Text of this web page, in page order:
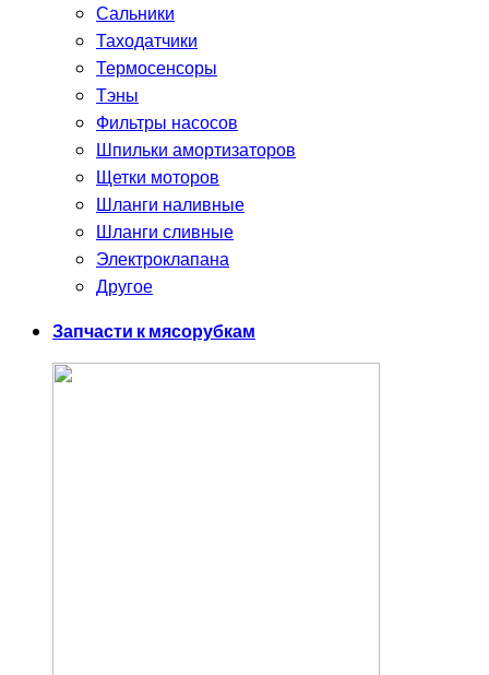
Сальники
Таходатчики
Термосенсоры
Тэны
Фильтры насосов
Шпильки амортизаторов
Щетки моторов
Шланги наливные
Шланги сливные
Электроклапана
Другое
Запчасти к мясорубкам